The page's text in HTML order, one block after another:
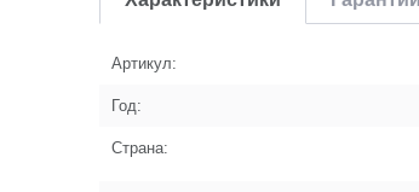
Артикул:
Год:
Страна: